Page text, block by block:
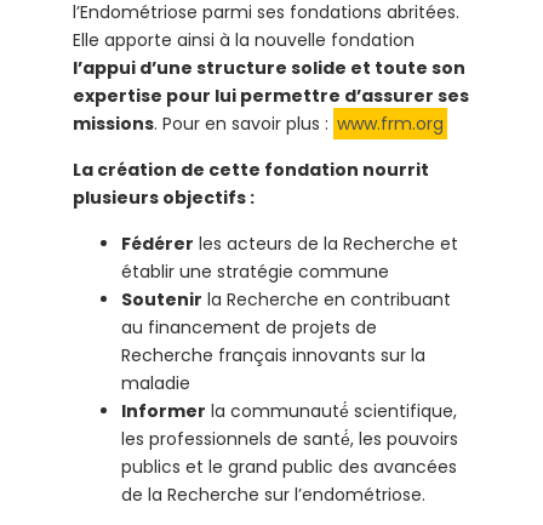
l’Endométriose parmi ses fondations abritées.
Elle apporte ainsi à la nouvelle fondation
l’appui d’une structure solide et toute son
expertise pour lui permettre d’assurer ses
missions. Pour en savoir plus : www.frm.org
La création de cette fondation nourrit
plusieurs objectifs :
Fédérer les acteurs de la Recherche et
établir une stratégie commune
Soutenir la Recherche en contribuant
au financement de projets de
Recherche français innovants sur la
maladie
Informer la communauté́ scientifique,
les professionnels de santé́, les pouvoirs
publics et le grand public des avancées
de la Recherche sur l’endométriose.